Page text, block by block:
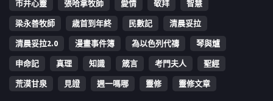
市井心靈
張哈拿牧師 愛情 敬拜
智慧
梁永善牧師
歳首到年終 民數記
清晨妥拉
清晨妥拉2.0
漫畫事件簿 為以色列代禱
琴與爐
申命記
真理 知識 箴言 考門夫人
聖經
荒漠甘泉
見證 週一嗎哪 靈修 靈修文章